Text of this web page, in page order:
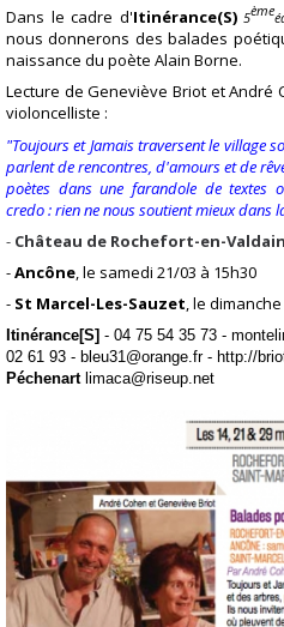
Dans le cadre d'Itinérance(S)5ème
nous donnerons des balades
naissance du poète Alain Borne.
Lecture de Geneviève Briot et André
violoncelliste :
"Toujours et Jamais traversent le village
parlent de rencontres, d'amours et de
poètes dans une farandole de textes
credo : rien ne nous soutient mieux dans
- Château de Rochefort-en-
-Ancône, le samedi 21/03 à 15h30
- St Marcel-Les-Sauzet, le
Itinérance[S] - 04 75 54 35 73 -
02 61 93 - bleu31@orange.fr - http://
Péchenartlimaca@riseup.net